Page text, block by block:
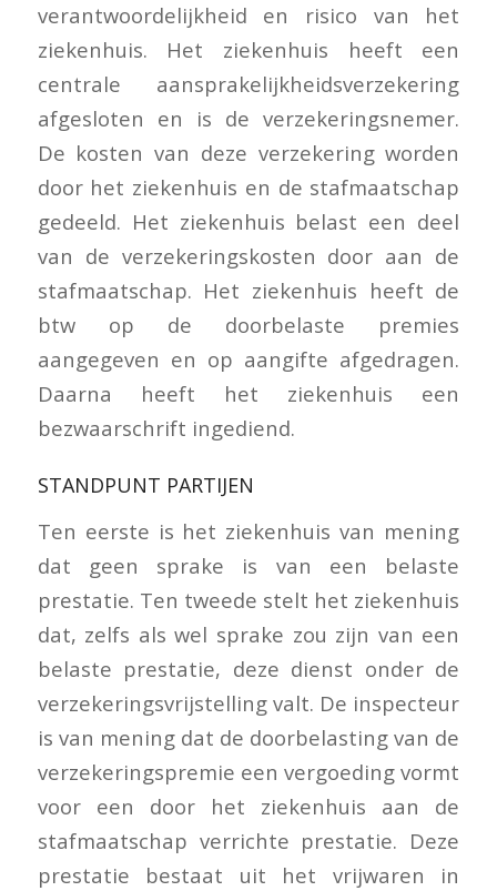
verantwoordelijkheid en risico van het
ziekenhuis. Het ziekenhuis heeft een
centrale aansprakelijkheidsverzekering
afgesloten en is de verzekeringsnemer.
De kosten van deze verzekering worden
door het ziekenhuis en de stafmaatschap
gedeeld. Het ziekenhuis belast een deel
van de verzekeringskosten door aan de
stafmaatschap. Het ziekenhuis heeft de
btw op de doorbelaste premies
aangegeven en op aangifte afgedragen.
Daarna heeft het ziekenhuis een
bezwaarschrift ingediend.
STANDPUNT PARTIJEN
Ten eerste is het ziekenhuis van mening
dat geen sprake is van een belaste
prestatie. Ten tweede stelt het ziekenhuis
dat, zelfs als wel sprake zou zijn van een
belaste prestatie, deze dienst onder de
verzekeringsvrijstelling valt. De inspecteur
is van mening dat de doorbelasting van de
verzekeringspremie een vergoeding vormt
voor een door het ziekenhuis aan de
stafmaatschap verrichte prestatie. Deze
prestatie bestaat uit het vrijwaren in